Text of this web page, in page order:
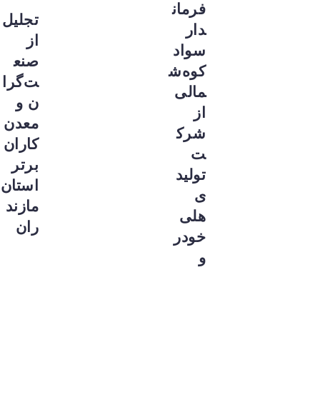
فرمان
دار
سواد
کوه‌ش
مالی
از
شرک
ت
تولید
ی
هلی
خودر
و
تجلیل
از
صنع
ت‌گرا
ن و
معدن‌
کاران
برتر
استان
مازند
ران